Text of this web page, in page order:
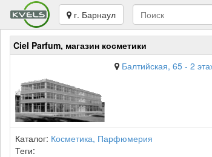
г. Барнаул
Ciel Parfum, магазин косметики
Балтийская, 65 - 2
Каталог: Косметика, Парфюмерия
Теги: